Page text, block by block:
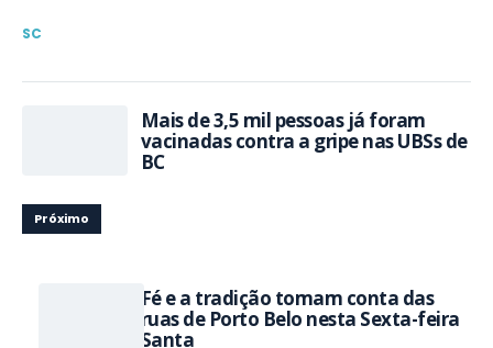
SC
Mais de 3,5 mil pessoas já foram
vacinadas contra a gripe nas UBSs de
BC
Próximo
Fé e a tradição tomam conta das
ruas de Porto Belo nesta Sexta-feira
Santa